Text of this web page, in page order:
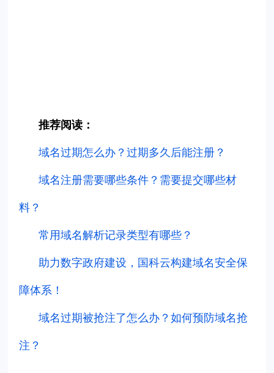
推荐阅读：
域名过期怎么办？过期多久后能注册？
域名注册需要哪些条件？需要提交哪些材
料？
常用域名解析记录类型有哪些？
助力数字政府建设，国科云构建域名安全保
障体系！
域名过期被抢注了怎么办？如何预防域名抢
注？